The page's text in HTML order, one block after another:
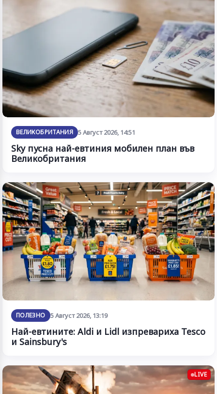
ВЕЛИКОБРИТАНИЯ 5 Август 2026, 14:51
Sky пусна най-евтиния мобилен план във
Великобритания
ПОЛЕЗНО 5 Август 2026, 13:19
Най-евтините: Aldi и Lidl изпревариха Tesco
и Sainsbury's
LIVE